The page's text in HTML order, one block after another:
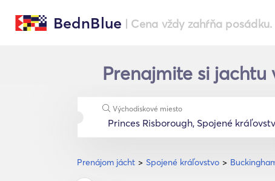
BednBlue | Cena vždy zahŕňa posádku.
Prenajmite si jachtu
Prenájom jácht Spojené kráľovstvo
Východiskové miesto